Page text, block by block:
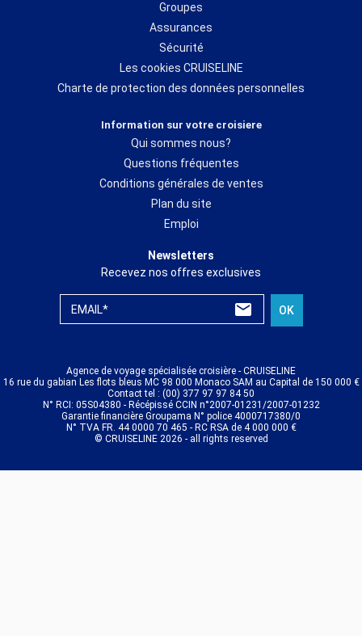
Groupes
Assurances
Sécurité
Les cookies CRUISELINE
Charte de protection des données personnelles
Information sur votre croisiere
Qui sommes nous?
Questions fréquentes
Conditions générales de ventes
Plan du site
Emploi
Newsletters
Recevez nos offres exclusives
EMAIL* OK
Agence de voyage spécialisée croisière - CRUISELINE
16 rue du gabian Les flots bleus MC 98 000 Monaco SAM au Capital de 150 000 €
Contact tel : (00) 377 97 97 84 50
N° RCI: 05S04380 - Récépissé CCIN n°2007-01231/2007-01232
Garantie financière Groupama N° police 4000717380/0
N° TVA FR. 44 0000 70 465 - RC RSA de 4 000 000 €
© CRUISELINE 2026 - all rights reserved